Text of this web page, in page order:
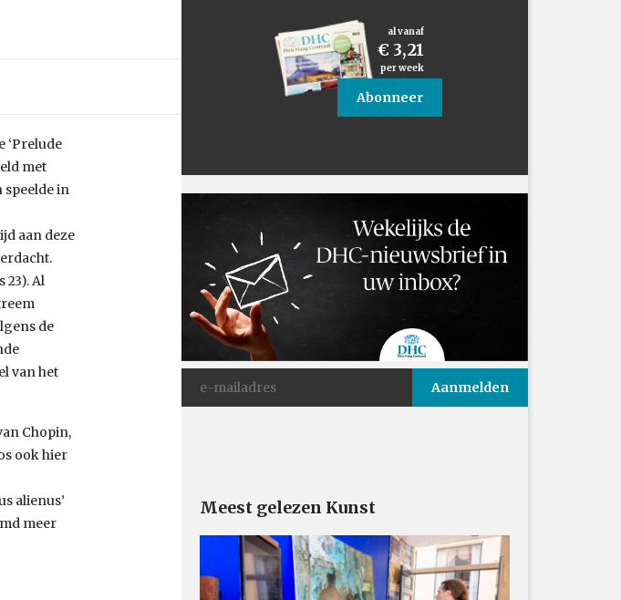
‘Prelude
met
speelde in
aan deze
23). Al
de
van het
Chopin,
ook hier
alienus’
meer
al vanaf
€ 3,21
per week
Abonneer
Meest gelezen Kunst